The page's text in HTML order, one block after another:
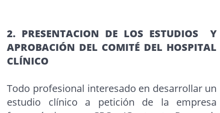
2. PRESENTACION DE LOS ESTUDIOS Y
APROBACIÓN DEL COMITÉ DEL HOSPITAL
CLÍNICO
Todo profesional interesado en desarrollar un
estudio clínico a petición de la empresa